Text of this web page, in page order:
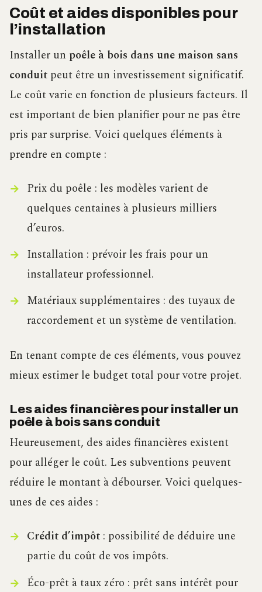
Coût et aides disponibles pour
l’installation
Installer un poêle à bois dans une maison sans
conduit peut être un investissement significatif.
Le coût varie en fonction de plusieurs facteurs. Il
est important de bien planifier pour ne pas être
pris par surprise. Voici quelques éléments à
prendre en compte :
Prix du poêle : les modèles varient de
quelques centaines à plusieurs milliers
d’euros.
Installation : prévoir les frais pour un
installateur professionnel.
Matériaux supplémentaires : des tuyaux de
raccordement et un système de ventilation.
En tenant compte de ces éléments, vous pouvez
mieux estimer le budget total pour votre projet.
Les aides financières pour installer un
poêle à bois sans conduit
Heureusement, des aides financières existent
pour alléger le coût. Les subventions peuvent
réduire le montant à débourser. Voici quelques-
unes de ces aides :
Crédit d’impôt: possibilité de déduire une
partie du coût de vos impôts.
Éco-prêt à taux zéro : prêt sans intérêt pour